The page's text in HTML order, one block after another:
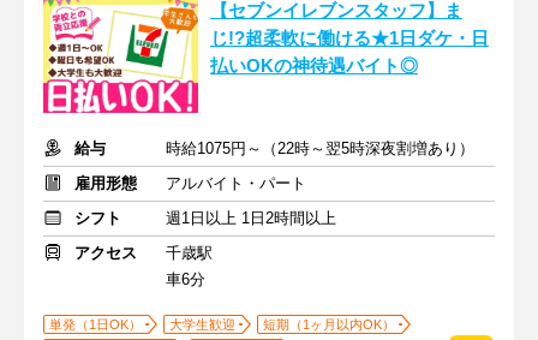
【セブンイレブンスタッフ】ま
じ!?超柔軟に働ける★1日ダケ・日
払いOKの神待遇バイト◎
給与
時給1075円～（22時～翌5時深夜割増あり）
雇用形態
アルバイト・パート
シフト
週1日以上 1日2時間以上
アクセス
千歳駅
車6分
単発（1日OK） 大学生歓迎
短期（1ヶ月以内OK）